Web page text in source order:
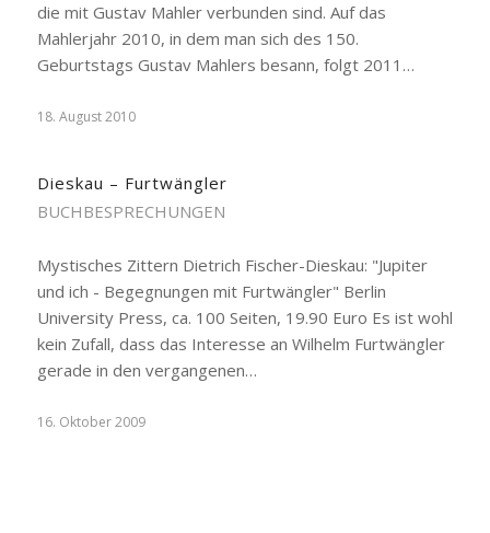
die mit Gustav Mahler verbunden sind. Auf das
Mahlerjahr 2010, in dem man sich des 150.
Geburtstags Gustav Mahlers besann, folgt 2011…
18. August 2010
Dieskau – Furtwängler
BUCHBESPRECHUNGEN
Mystisches Zittern Dietrich Fischer-Dieskau: "Jupiter
und ich - Begegnungen mit Furtwängler" Berlin
University Press, ca. 100 Seiten, 19.90 Euro Es ist wohl
kein Zufall, dass das Interesse an Wilhelm Furtwängler
gerade in den vergangenen…
16. Oktober 2009